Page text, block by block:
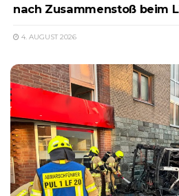
nach Zusammenstoß beim
4. AUGUST 2026